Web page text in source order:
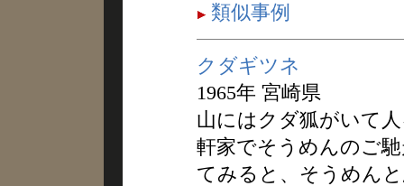
類似事例
クダギツネ
1965年 宮崎県
山にはクダ狐がいて
軒家でそうめんのご
てみると、そうめん